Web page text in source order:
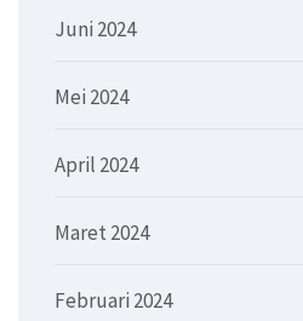
Juni 2024
Mei 2024
April 2024
Maret 2024
Februari 2024